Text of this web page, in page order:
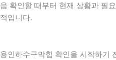
음 확인할 때부터 현재 상황과 필
적입니다.
용인하수구막힘 확인을 시작하기